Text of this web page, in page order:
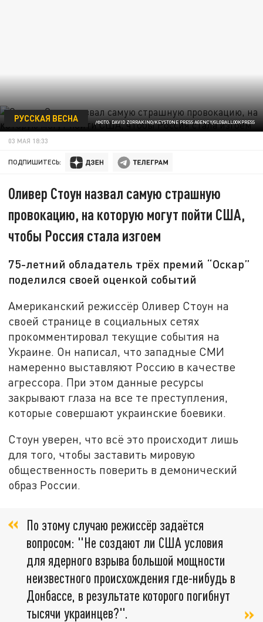
/ФОТО: DAVID ZORRAKINO/KEYSTONE PRESS AGENCY/GLOBALLOOKPRESS
РУССКАЯ ВЕСНА
03 МАЯ 18:33
ПОДПИШИТЕСЬ:
Оливер Стоун назвал самую страшную
провокацию, на которую могут пойти США,
чтобы Россия стала изгоем
75-летний обладатель трёх премий “Оскар”
поделился своей оценкой событий
Американский режиссёр Оливер Стоун на
своей странице в социальных сетях
прокомментировал текущие события на
Украине. Он написал, что западные СМИ
намеренно выставляют Россию в качестве
агрессора. При этом данные ресурсы
закрывают глаза на все те преступления,
которые совершают украинские боевики.
Стоун уверен, что всё это происходит лишь
для того, чтобы заставить мировую
общественность поверить в демонический
образ России.
По этому случаю режиссёр задаётся
вопросом: "Не создают ли США условия
для ядерного взрыва большой мощности
неизвестного происхождения где-нибудь в
Донбассе, в результате которого погибнут
тысячи украинцев?".